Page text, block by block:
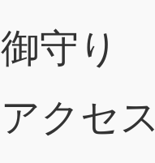
御守り
アクセス